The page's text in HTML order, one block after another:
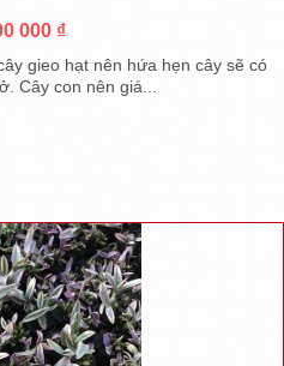
000 ₫
gieo hạt nên hứa hẹn cây sẽ có
Cây con nên giá...